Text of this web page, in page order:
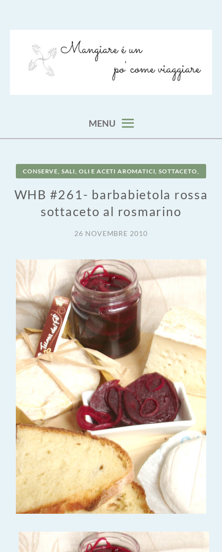
MENU
CONSERVE, SALI, OLI E ACETI AROMATICI, SOTTACETO,
WHB #261- barbabietola rossa
sottaceto al rosmarino
26 NOVEMBRE 2010